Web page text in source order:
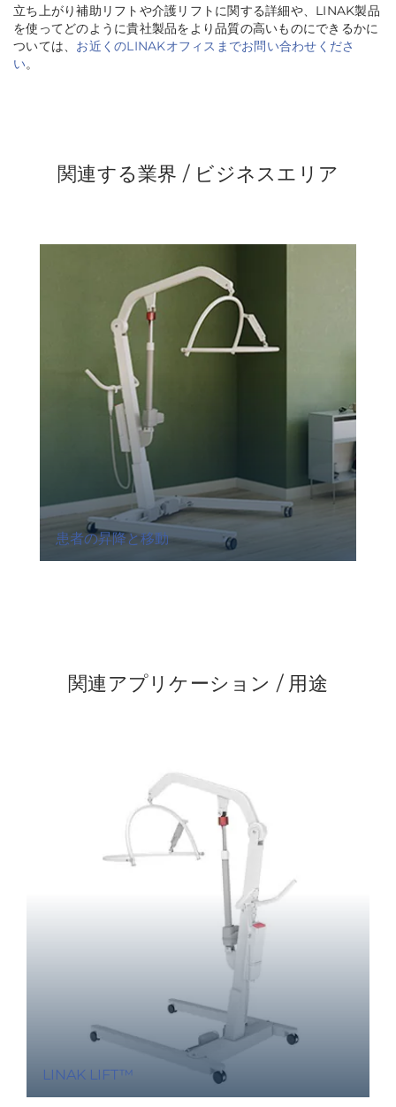
立ち上がり補助リフトや介護リフトに関する詳細や、LINAK製品
を使ってどのように貴社製品をより品質の高いものにできるかに
ついては、 お近くのLINAKオフィスまでお問い合わせくださ
い。
関連する業界 / ビジネスエリア
患者の昇降と移動
関連アプリケーション / 用途
LINAK LIFT™